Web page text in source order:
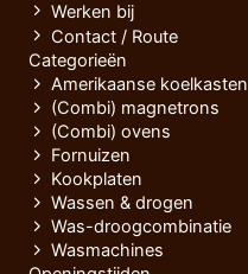
Werken bij
Contact / Route
Categorieën
Amerikaanse koelkasten
(Combi) magnetrons
(Combi) ovens
Fornuizen
Kookplaten
Wassen & drogen
Was-droogcombinatie
Wasmachines